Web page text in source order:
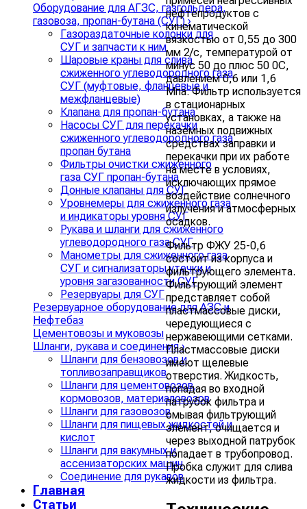
Оборудование для АГЗС, газгольдера,
газовоза, пропан-бутана (СУГ)›
Газораздаточные колонки для
СУГ и запчасти к ним
Шаровые краны для слива
сжиженного углеводородного газа
СУГ (муфтовые, фланцевые и
межфланцевые)
Клапана для пропан-бутана
Насосы СУГ для перекачки
сжиженного углеводородного газа
пропан бутана
Фильтры очистки сжиженного
газа СУГ пропан-бутана
Донные клапаны для СУГ
Уровнемеры для сжиженного газа
и индикаторы уровня СУГ
Рукава и шланги для сжиженного
углеводородного газа СУГ
Манометры для сжиженного газа
СУГ и сигнализаторы утечки и
уровня загазованности СУГ
Резервуары для СУГ
Резервуарное оборудование для АЗС и
Нефтебаз
Цементовозы и муковозы
Шланги, рукава и соединения›
Шланги для бензовозов и
топливозаправщиков
Шланги для цементовозов,
кормовозов, материаловозов
Шланги для газовозов
Шланги для пищевых жидкостей и
кислот
Шланги для вакумных и
ассенизаторских машин
Соединение для рукавов
Главная
Статьи
нефтепродуктов с
кинематической
вязкостью от 0,55 до 300
мм 2/с, температурой от
минус 50 до плюс 50 0С,
давлением 0,6 или 1,6
Мпа. Фильтр используется
в стационарных
установках, а также на
наземных подвижных
средствах заправки и
перекачки при их работе
на месте в условиях,
исключающих прямое
воздействие солнечного
излучения и атмосферных
осадков.
Фильтр ФЖУ 25-0,6
состоит из корпуса и
фильтрующего элемента.
Фильтрующий элемент
представляет собой
пластмассовые диски,
чередующиеся с
нержавеющими сетками.
Пластмассовые диски
имеют щелевые
отверстия. Жидкость,
попадая во входной
патрубок фильтра и
омывая фильтрующий
элемент, очищается и
через выходной патрубок
попадает в трубопровод.
Пробка служит для слива
жидкости из фильтра.